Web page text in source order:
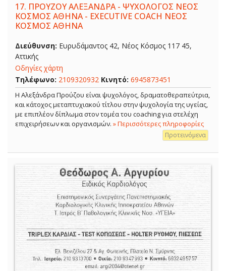
17. ΠΡΟΥΖΟΥ ΑΛΕΞΑΝΔΡΑ - ΨΥΧΟΛΟΓΟΣ ΝΕΟΣ
ΚΟΣΜΟΣ ΑΘΗΝΑ - EXECUTIVE COACH ΝΕΟΣ
ΚΟΣΜΟΣ ΑΘΗΝΑ
Διεύθυνση: Ευρυδάμαντος 42, Νέος Κόσμος 117 45,
Αττικής
Οδηγίες χάρτη
Τηλέφωνο: 2109320932 Κινητό: 6945873451
Η Αλεξάνδρα Προύζου είναι ψυχολόγος, δραματοθεραπεύτρια,
και κάτοχος μεταπτυχιακού τίτλου στην ψυχολογία της υγείας,
με επιπλέον δίπλωμα στον τομέα του coaching για στελέχη
επιχειρήσεων και οργανισμών. » Περισσότερες πληροφορίες
Προτεινόμενα